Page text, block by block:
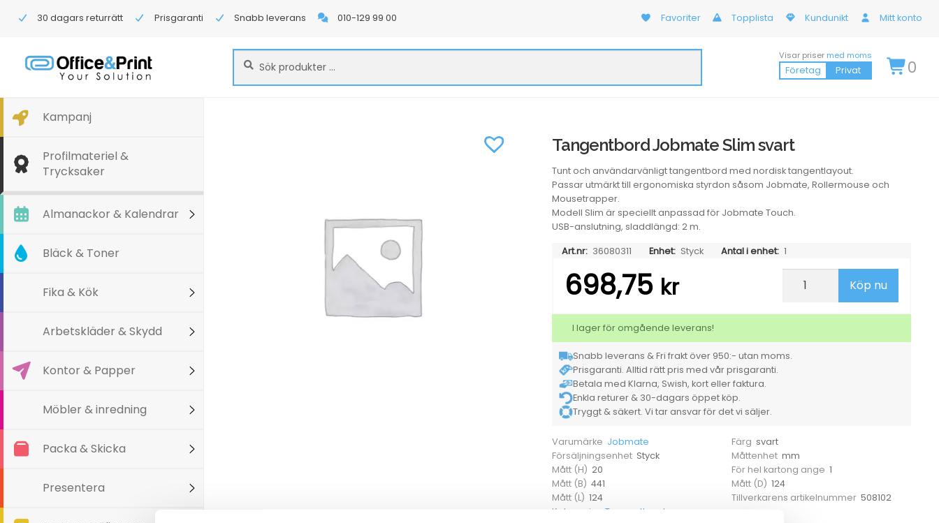
30 dagars returrätt Prisgaranti Snabb leverans 010-129 99 00 Favoriter Topplista Kundunikt Mitt konto
Sök
efter:
Sök Visar priser med moms
Företag Privat 0
Kampanj
Profilmateriel &
Trycksaker
Almanackor & Kalendrar
Bläck & Toner
Fika & Kök
Arbetskläder & Skydd
Kontor & Papper
Möbler & inredning
Packa & Skicka
Presentera
Tangentbord Jobmate Slim svart
Tunt och användarvänligt tangentbord med nordisk tangentlayout.
Passar utmärkt till ergonomiska styrdon såsom Jobmate, Rollermouse och
Mousetrapper.
Modell Slim är speciellt anpassad för Jobmate Touch.
USB-anslutning, sladdlängd: 2 m.
Art.nr: 36080311 Enhet: Styck Antal i enhet: 1
698,75 kr
Tangentbord
Jobmate
svart
Köp nu
I lager för omgående leverans!
Snabb leverans & Fri frakt över 950:- utan moms.
Prisgaranti. Alltid rätt pris med vår prisgaranti.
Betala med Klarna, Swish, kort eller faktura.
Enkla returer & 30-dagars öppet köp.
Tryggt & säkert. Vi tar ansvar för det vi säljer.
Varumärke Jobmate Färg svart
Försäljningsenhet Styck Måttenhet mm
Mått (H) 20 För hel kartong ange 1
Mått (B) 441 Mått (D) 124
Mått (L) 124 Tillverkarens artikelnummer 508102
Kategorier
Tangentbord